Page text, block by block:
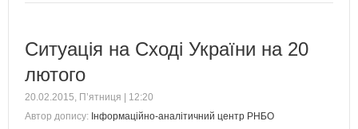
Ситуація на Сході України на 20
лютого
20.02.2015, П’ятниця | 12:20
Автор допису: Інформаційно-аналітичний центр РНБО